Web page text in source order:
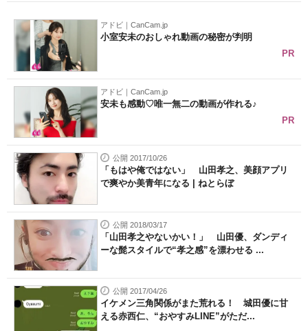
アドビ｜CanCam.jp
小室安未のおしゃれ動画の秘密が判明
PR
アドビ｜CanCam.jp
安未も感動♡唯一無二の動画が作れる♪
PR
公開 2017/10/26
「もはや俺ではない」 山田孝之、美顔アプリ
で爽やか美青年になる | ねとらぼ
公開 2018/03/17
「山田孝之やないかい！」 山田優、ダンディ
ーな髭スタイルで“孝之感”を漂わせる ...
公開 2017/04/26
イケメン三角関係がまた荒れる！ 城田優に甘
える赤西仁、“おやすみLINE”がただ...